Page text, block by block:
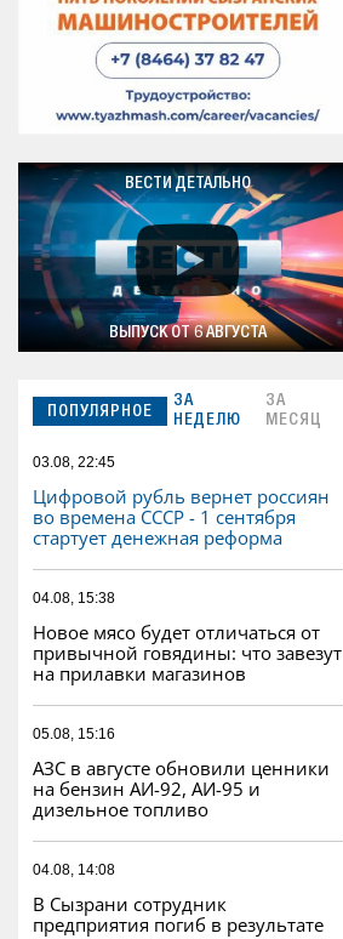
ВЕСТИ ДЕТАЛЬНО
ВЫПУСК ОТ 6 АВГУСТА
ПОПУЛЯРНОЕ
ЗА
НЕДЕЛЮ
ЗА
МЕСЯЦ
03.08, 22:45
Цифровой рубль вернет россиян
во времена СССР - 1 сентября
стартует денежная реформа
04.08, 15:38
Новое мясо будет отличаться от
привычной говядины: что завезут
на прилавки магазинов
05.08, 15:16
АЗС в августе обновили ценники
на бензин АИ-92, АИ-95 и
дизельное топливо
04.08, 14:08
В Сызрани сотрудник
предприятия погиб в результате